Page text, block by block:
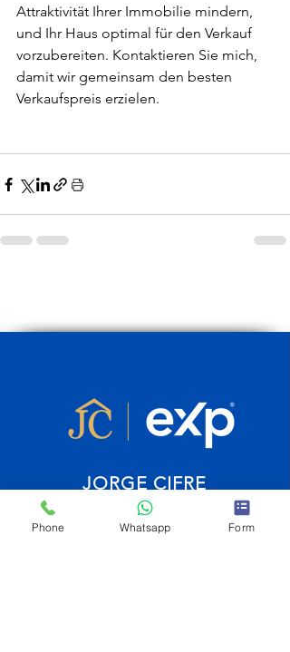
Attraktivität Ihrer Immobilie mindern,
und Ihr Haus optimal für den Verkauf
vorzubereiten. Kontaktieren Sie mich,
damit wir gemeinsam den besten
Verkaufspreis erzielen.
JORGE CIFRE
Asesor Inmobiliario
Phone Whatsapp Form